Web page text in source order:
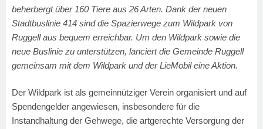
beherbergt über 160 Tiere aus 26 Arten. Dank der neuen
Stadtbuslinie 414 sind die Spazierwege zum Wildpark von
Ruggell aus bequem erreichbar. Um den Wildpark sowie die
neue Buslinie zu unterstützen, lanciert die Gemeinde Ruggell
gemeinsam mit dem Wildpark und der LieMobil eine Aktion.
Der Wildpark ist als gemeinnütziger Verein organisiert und auf
Spendengelder angewiesen, insbesondere für die
Instandhaltung der Gehwege, die artgerechte Versorgung der